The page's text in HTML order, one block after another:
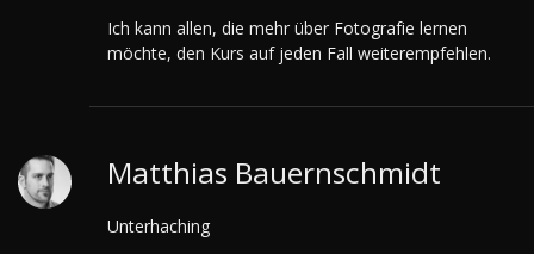
Ich kann allen, die mehr über Fotografie lernen
möchte, den Kurs auf jeden Fall weiterempfehlen.
Matthias Bauernschmidt
Unterhaching